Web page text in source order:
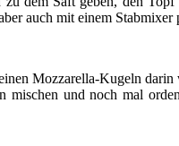
auch mit einem
Mozzarella-Kugeln
und noch mal